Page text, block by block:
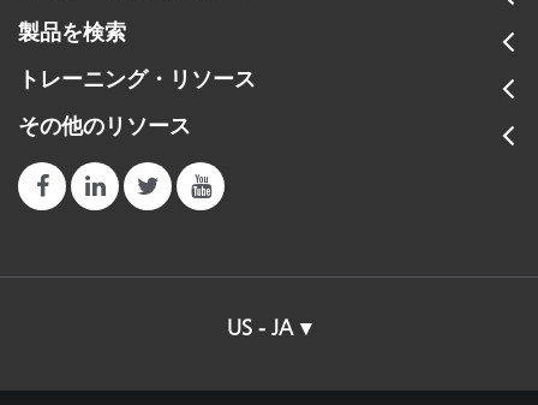
製品を検索
トレーニング・リソース
その他のリソース
US - JA